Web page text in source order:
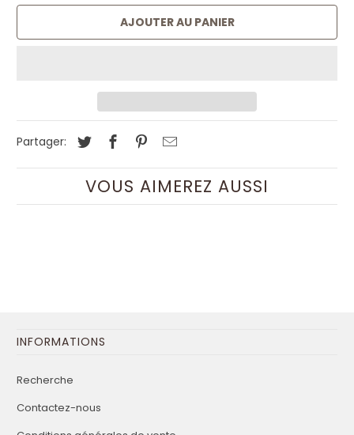
AJOUTER AU PANIER
Partager:
VOUS AIMEREZ AUSSI
INFORMATIONS
Recherche
Contactez-nous